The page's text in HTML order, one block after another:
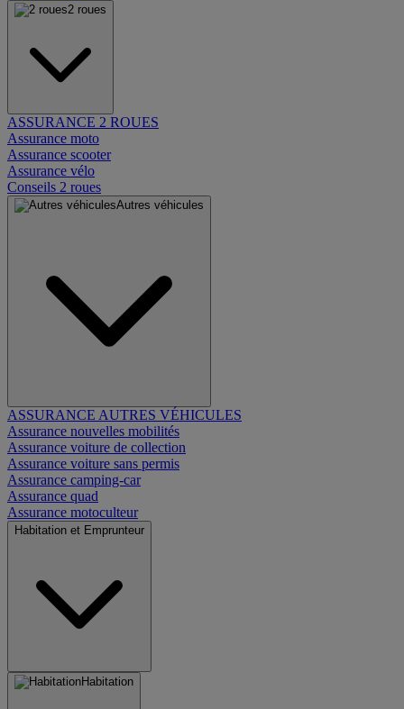
2 roues
ASSURANCE 2 ROUES
Assurance moto
Assurance scooter
Assurance vélo
Conseils 2 roues
Autres véhicules
ASSURANCE AUTRES VÉHICULES
Assurance nouvelles mobilités
Assurance voiture de collection
Assurance voiture sans permis
Assurance camping-car
Assurance quad
Assurance motoculteur
Habitation et Emprunteur
Habitation